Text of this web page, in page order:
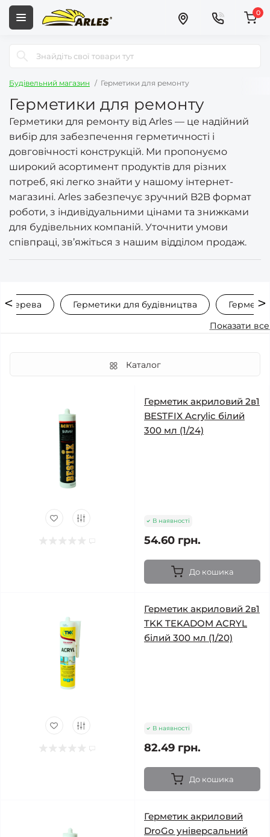
0
Будівельний магазин Герметики для ремонту
Герметики для ремонту
Герметики для ремонту від Arles — це надійний
вибір для забезпечення герметичності і
довговічності конструкцій. Ми пропонуємо
широкий асортимент продуктів для різних
потреб, які легко знайти у нашому інтернет-
магазині. Arles забезпечує зручний B2B формат
роботи, з індивідуальними цінами та знижками
для будівельних компаній. Уточнити умови
співпраці, зв’яжіться з нашим відділом продаж.
дерева Герметики для будівництва
Показати все
Каталог
Герметик акриловий 2в1
BESTFIX Acrylic білий
300 мл (1/24)
В наявності
54.60 грн.
До кошика
Герметик акриловий 2в1
TKK TEKADOM ACRYL
білий 300 мл (1/20)
В наявності
82.49 грн.
До кошика
Герметик акриловий
DroGo універсальний